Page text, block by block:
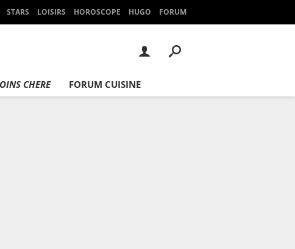
STARS LOISIRS HOROSCOPE HUGO FORUM
CHERE FORUM CUISINE